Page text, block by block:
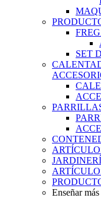
SET
Enseñar